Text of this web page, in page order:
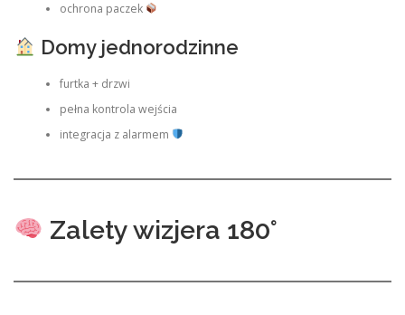
ochrona paczek
Domy jednorodzinne
furtka + drzwi
pełna kontrola wejścia
integracja z alarmem
Zalety wizjera 180°